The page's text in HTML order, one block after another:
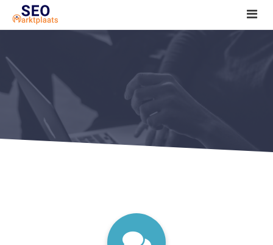
SEO tools reviews
Marketeer bij jou in de buurt?
Offerte
1. Seo voor beginners +
2. Onderzoeken +